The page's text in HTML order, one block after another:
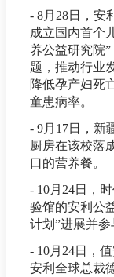
- 8月28日，安
成立国内首个
养公益研究院
题，推动行业
降低孕产妇死
童患病率。
- 9月17日，新
厨房在该校落
口的营养餐。
- 10月24日，
验馆的安利公
计划”进展并参
- 10月24日，
安利全球总裁